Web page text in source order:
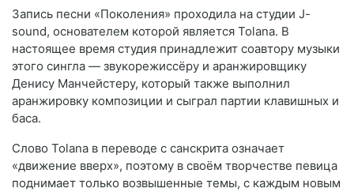
Запись песни «Поколения» проходила на студии J-
sound, основателем которой является Tolana. В
настоящее время студия принадлежит соавтору музыки
этого сингла — звукорежиссёру и аранжировщику
Денису Манчейстеру, который также выполнил
аранжировку композиции и сыграл партии клавишных и
баса.
Слово Tolana в переводе с санскрита означает
«движение вверх», поэтому в своём творчестве певица
поднимает только возвышенные темы, с каждым новым